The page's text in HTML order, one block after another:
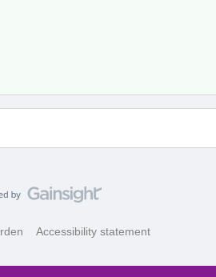
Accessibility statement